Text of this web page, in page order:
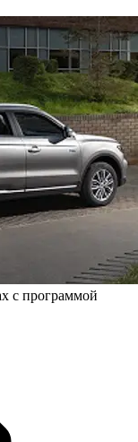
с программой